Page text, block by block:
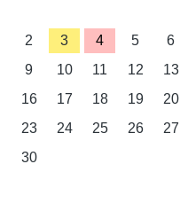
2
3 4 5 6
9
10 11 12 13
16
17 18 19 20
23
24 25 26 27
30